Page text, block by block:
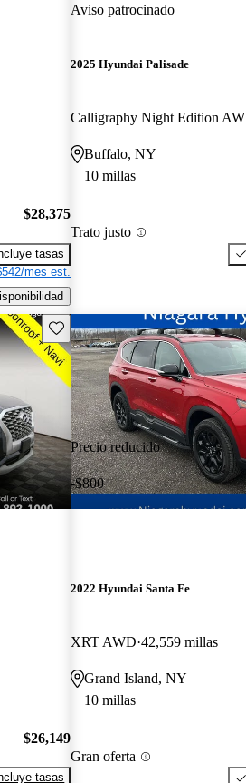
$28,375
tasas
mes est.
Aviso patrocinado
2025 Hyundai Palisade
Calligraphy Night Edition
Buffalo, NY
10 millas
Trato justo
Guarda este Aviso
$26,149
tasas
Precio reducido
-$800
2022 Hyundai Santa Fe
XRT AWD 42,559 millas
Grand Island, NY
10 millas
Gran oferta